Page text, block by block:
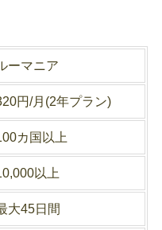
ーマニア
円/月(2年プラン)
カ国以上
以上
大45日間